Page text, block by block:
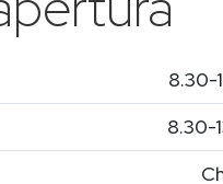
8.30-
8.30-